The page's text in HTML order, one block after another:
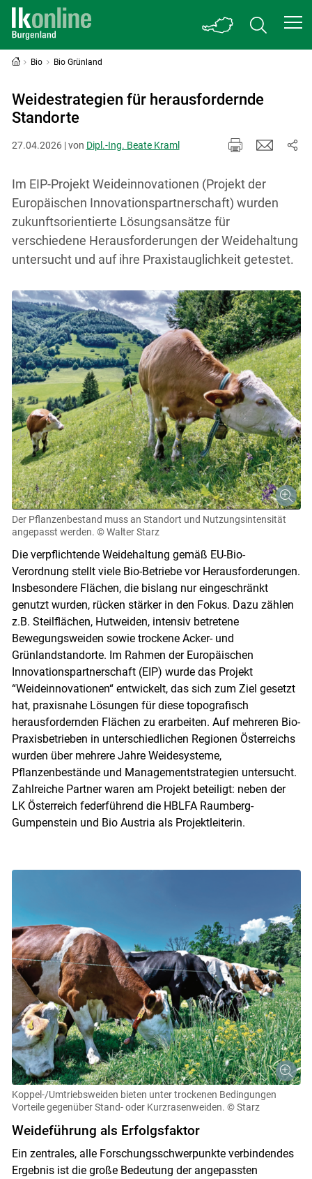
Bio Bio Grünland
Weidestrategien für herausfordernde
Standorte
27.04.2026 | von Dipl.-Ing. Beate Kraml
Im EIP-Projekt Weideinnovationen (Projekt der
Europäischen Innovationspartnerschaft) wurden
zukunftsorientierte Lösungsansätze für
verschiedene Herausforderungen der Weidehaltung
untersucht und auf ihre Praxistauglichkeit getestet.
Der Pflanzenbestand muss an Standort und Nutzungsintensität
angepasst werden. © Walter Starz
Die verpflichtende Weidehaltung gemäß EU-Bio-
Verordnung stellt viele Bio-Betriebe vor Herausforderungen.
Insbesondere Flächen, die bislang nur eingeschränkt
genutzt wurden, rücken stärker in den Fokus. Dazu zählen
z.B. Steilflächen, Hutweiden, intensiv betretene
Bewegungsweiden sowie trockene Acker- und
Grünlandstandorte. Im Rahmen der Europäischen
Innovationspartnerschaft (EIP) wurde das Projekt
“Weideinnovationen“ entwickelt, das sich zum Ziel gesetzt
hat, praxisnahe Lösungen für diese topografisch
herausfordernden Flächen zu erarbeiten. Auf mehreren Bio-
Praxisbetrieben in unterschiedlichen Regionen Österreichs
wurden über mehrere Jahre Weidesysteme,
Pflanzenbestände und Managementstrategien untersucht.
Zahlreiche Partner waren am Projekt beteiligt: neben der
LK Österreich federführend die HBLFA Raumberg-
Gumpenstein und Bio Austria als Projektleiterin.
Koppel-/Umtriebsweiden bieten unter trockenen Bedingungen
Vorteile gegenüber Stand- oder Kurzrasenweiden. © Starz
Weideführung als Erfolgsfaktor
Ein zentrales, alle Forschungsschwerpunkte verbindendes
Ergebnis ist die große Bedeutung der angepassten